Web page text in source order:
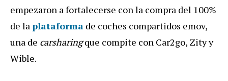
empezaron a fortalecerse con la compra del 100%
de la plataforma de coches compartidos emov,
una de carsharingque compite con Car2go, Zity y
Wible.